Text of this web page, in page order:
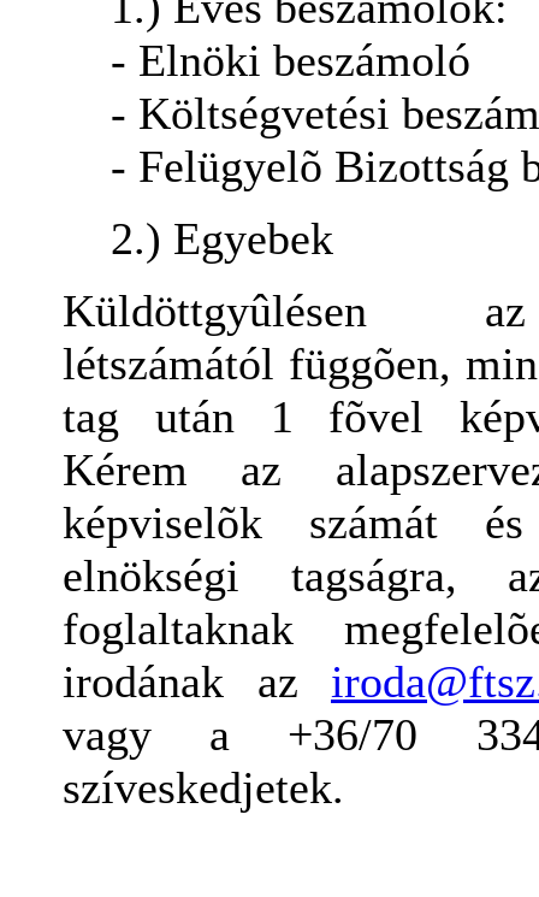
- Elnöki beszámoló
- Költségvetési
- Felügyelõ Bizottság
2.) Egyebek
Küldöttgyûlésen
létszámától függõen,
tag után 1 fõvel
Kérem az
képviselõk számát
elnökségi tagságra,
foglaltaknak
irodának az
vagy a +36/70
szíveskedjetek.